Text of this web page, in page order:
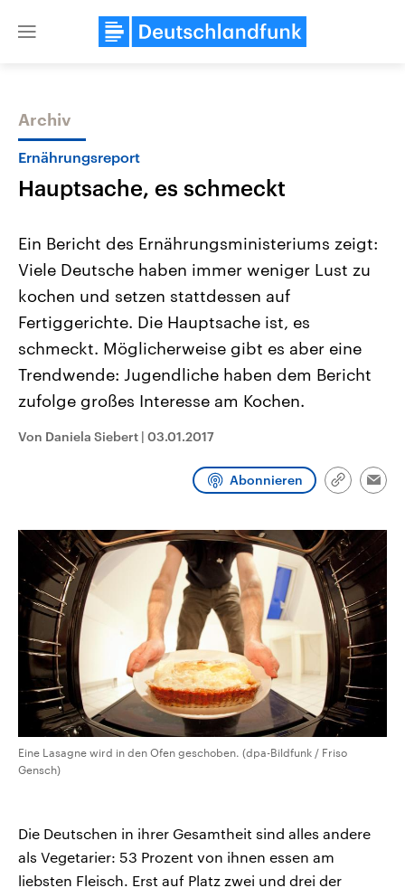
Close
Themen
Landtagswahl Sachsen-Anhalt
2026
Alle Informationen
Sachsen-Anhalt wählt am 6.
September 2026 einen neuen
Landtag. Seit 2021 wird das
Bundesland von einer Koalition aus
Umfragen, Prognosen,
Wahlprogramme, aktuelle Berichte
und Kandidaten der anstehenden
USA
Aktuelle Beiträge,
Hintergründe
Wirtschaftlich und
gehören die Vereinigten
mit großem Einfluss auf
Archiv
Ernährungsreport
Hauptsache, es schmeckt
Ein Bericht des Ernährungsministeriums zeigt:
Viele Deutsche haben immer weniger Lust zu
kochen und setzen stattdessen auf
Fertiggerichte. Die Hauptsache ist, es
schmeckt. Möglicherweise gibt es aber eine
Trendwende: Jugendliche haben dem Bericht
zufolge großes Interesse am Kochen.
Von Daniela Siebert | 03.01.2017
Abonnieren
Link
Eine Lasagne wird in den Ofen geschoben. (dpa-Bildfunk / Friso
Gensch)
Die Deutschen in ihrer Gesamtheit sind alles andere
als Vegetarier: 53 Prozent von ihnen essen am
liebsten Fleisch. Erst auf Platz zwei und drei der